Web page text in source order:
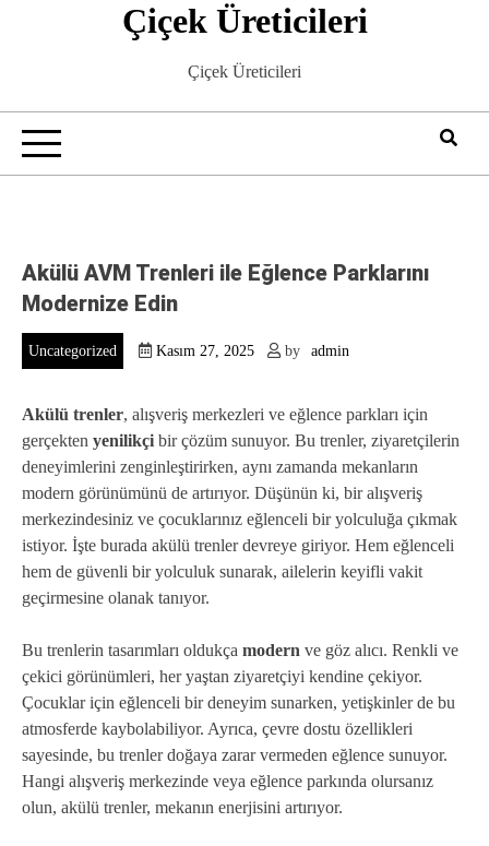
Çiçek Üreticileri
Çiçek Üreticileri
Akülü AVM Trenleri ile Eğlence Parklarını
Modernize Edin
Uncategorized Kasım 27, 2025 by admin
Akülü trenler, alışveriş merkezleri ve eğlence parkları için
gerçekten yenilikçi bir çözüm sunuyor. Bu trenler, ziyaretçilerin
deneyimlerini zenginleştirirken, aynı zamanda mekanların
modern görünümünü de artırıyor. Düşünün ki, bir alışveriş
merkezindesiniz ve çocuklarınız eğlenceli bir yolculuğa çıkmak
istiyor. İşte burada akülü trenler devreye giriyor. Hem eğlenceli
hem de güvenli bir yolculuk sunarak, ailelerin keyifli vakit
geçirmesine olanak tanıyor.
Bu trenlerin tasarımları oldukça modern ve göz alıcı. Renkli ve
çekici görünümleri, her yaştan ziyaretçiyi kendine çekiyor.
Çocuklar için eğlenceli bir deneyim sunarken, yetişkinler de bu
atmosferde kaybolabiliyor. Ayrıca, çevre dostu özellikleri
sayesinde, bu trenler doğaya zarar vermeden eğlence sunuyor.
Hangi alışveriş merkezinde veya eğlence parkında olursanız
olun, akülü trenler, mekanın enerjisini artırıyor.